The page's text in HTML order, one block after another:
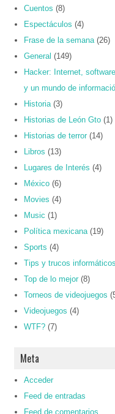
Cuentos (8)
Espectáculos (4)
Frase de la semana(26)
General (149)
Hacker: Internet,
y un mundo de
Historia(3)
Historias de León Gto (1)
Historias de terror (14)
Libros (13)
Lugares de Interés (4)
México (6)
Movies (4)
Music (1)
Política mexicana(19)
Sports (4)
Tips y trucos informáticos
Top de lo mejor (8)
Torneos de videojuegos
Videojuegos (4)
WTF? (7)
Meta
Acceder
Feed de entradas
Feed de comentarios